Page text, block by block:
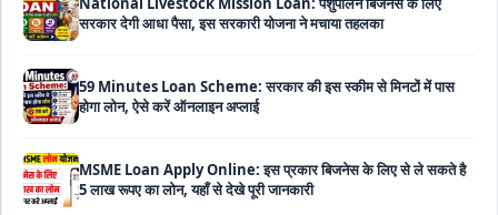
59 Minutes Loan Scheme: सरकार की इस स्कीम से मिनटों में पास
MSME Loan Apply Online: इस प्रकार बिजनेस के लिए से ले सकते है
PM SVANidhi Loan Yojana: इस स्कीम से छोटे दुकानदारों और रेहड़ी-